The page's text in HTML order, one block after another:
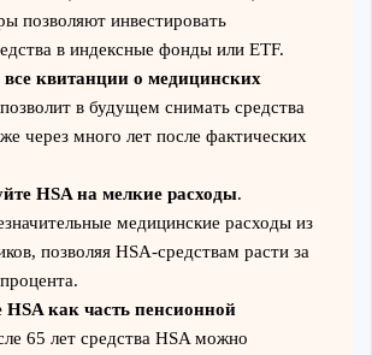
позволяют инвестировать
в индексные фонды или ETF.
квитанции о медицинских
в будущем снимать средства
через много лет после фактических
HSA на мелкие расходы.
медицинские расходы из
позволяя HSA-средствам расти за
как часть пенсионной
65 лет средства HSA можно